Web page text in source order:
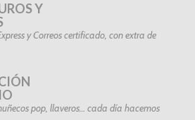
Y
y Correos certificado, con extra de
pop, llaveros… cada día hacemos